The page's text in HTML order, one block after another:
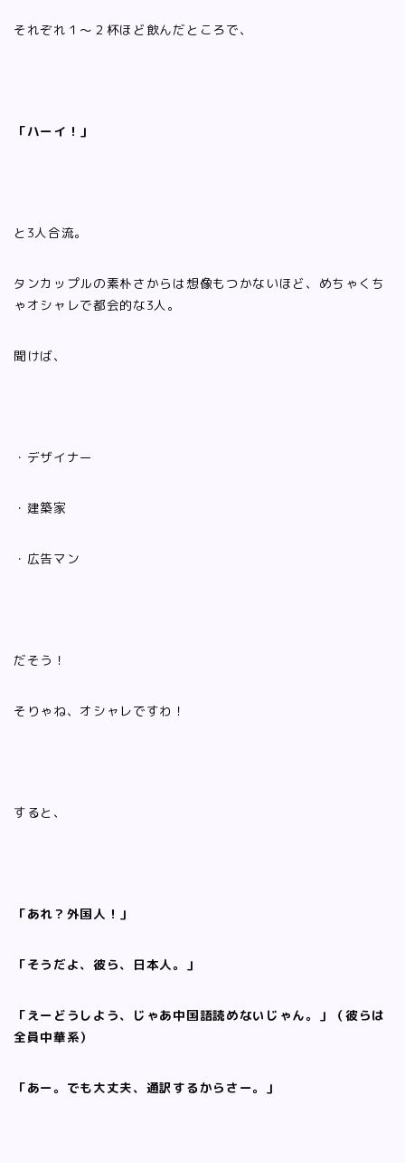
それぞれ１〜２杯ほど飲んだところで、
「ハーイ！」
と3人合流。
タンカップルの素朴さからは想像もつかないほど、めちゃくち
ゃオシャレで都会的な3人。
聞けば、
・デザイナー
・建築家
・広告マン
だそう！
そりゃね、オシャレですわ！
すると、
「あれ？外国人！」
「そうだよ、彼ら、日本人。」
「えーどうしよう、じゃあ中国語読めないじゃん。」（彼らは
全員中華系）
「あー。でも大丈夫、通訳するからさー。」